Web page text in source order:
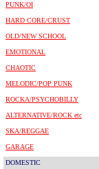
PUNK/OI
HARD CORE/CRUST
OLD/NEW SCHOOL
EMOTIONAL
CHAOTIC
MELODIC/POP PUNK
ROCKA/PSYCHOBILLY
ALTERNATIVE/ROCK etc
SKA/REGGAE
GARAGE
DOMESTIC